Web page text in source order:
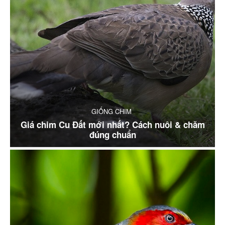
GIỐNG CHIM
Giá chim Cu Đất mới nhất? Cách nuôi & chăm
đúng chuẩn